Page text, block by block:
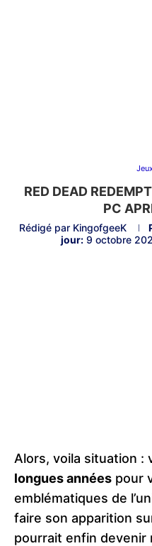
RED DEAD
PC
Rédigé par KingofgeeK
jour: 9 octobre
Alors, voila situation :
longues années pour
emblématiques de
faire son apparition
pourrait enfin devenir